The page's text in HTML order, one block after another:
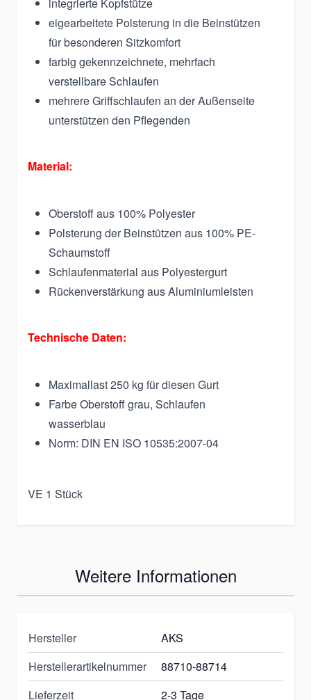
integrierte Kopfstütze
eigearbeitete Polsterung in die Beinstützen
für besonderen Sitzkomfort
farbig gekennzeichnete, mehrfach
verstellbare Schlaufen
mehrere Griffschlaufen an der Außenseite
unterstützen den Pflegenden
Material:
Oberstoff aus 100% Polyester
Polsterung der Beinstützen aus 100% PE-
Schaumstoff
Schlaufenmaterial aus Polyestergurt
Rückenverstärkung aus Aluminiumleisten
Technische Daten:
Maximallast 250 kg für diesen Gurt
Farbe Oberstoff grau, Schlaufen
wasserblau
Norm: DIN EN ISO 10535:2007-04
VE 1 Stück
Weitere Informationen
Hersteller
AKS
Herstellerartikelnummer
88710-88714
Lieferzeit
2-3 Tage